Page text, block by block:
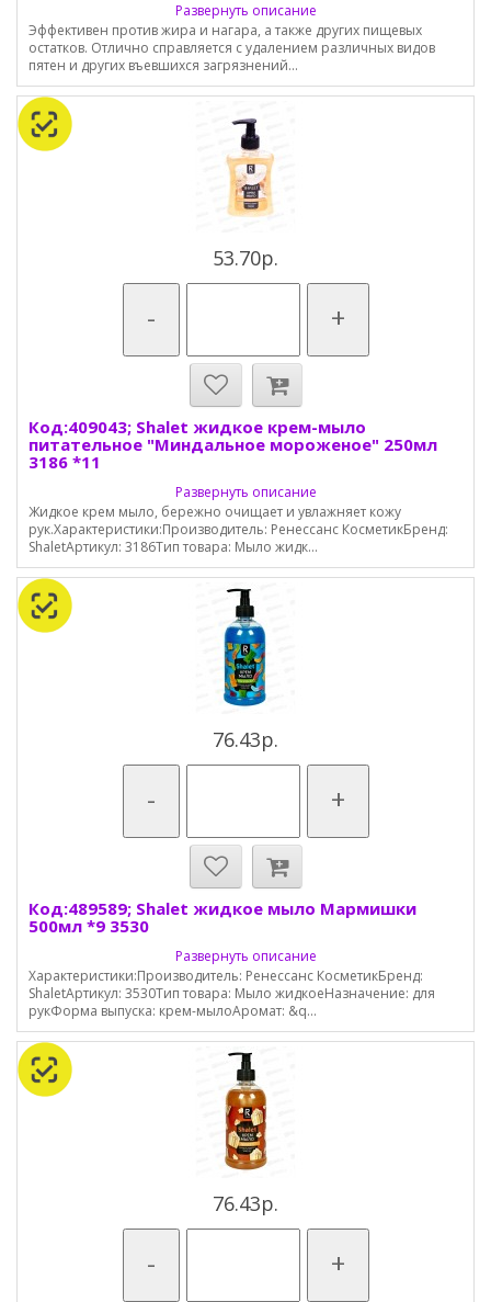
Развернуть описание
Эффективен против жира и нагара, а также других пищевых
остатков. Отлично справляется с удалением различных видов
пятен и других въевшихся загрязнений...
53.70р.
- +
Код:409043; Shalet жидкое крем-мыло
питательное "Миндальное мороженое" 250мл
3186 *11
Развернуть описание
Жидкое крем мыло, бережно очищает и увлажняет кожу
рук.Характеристики:Производитель: Ренессанс КосметикБренд:
ShaletАртикул: 3186Тип товара: Мыло жидк...
76.43р.
- +
Код:489589; Shalet жидкое мыло Мармишки
500мл *9 3530
Развернуть описание
Характеристики:Производитель: Ренессанс КосметикБренд:
ShaletАртикул: 3530Тип товара: Мыло жидкоеНазначение: для
рукФорма выпуска: крем-мылоАромат: &q...
76.43р.
- +